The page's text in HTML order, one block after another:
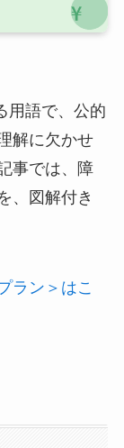
用語で、公的
解に欠かせ
事では、障
、図解付き
ラン＞はこ